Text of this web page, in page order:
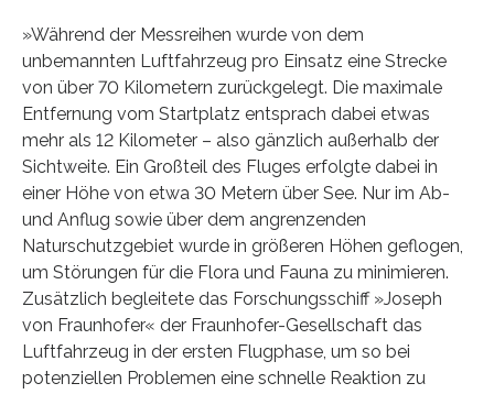
»Während der Messreihen wurde von dem
unbemannten Luftfahrzeug pro Einsatz eine Strecke
von über 70 Kilometern zurückgelegt. Die maximale
Entfernung vom Startplatz entsprach dabei etwas
mehr als 12 Kilometer – also gänzlich außerhalb der
Sichtweite. Ein Großteil des Fluges erfolgte dabei in
einer Höhe von etwa 30 Metern über See. Nur im Ab-
und Anflug sowie über dem angrenzenden
Naturschutzgebiet wurde in größeren Höhen geflogen,
um Störungen für die Flora und Fauna zu minimieren.
Zusätzlich begleitete das Forschungsschiff »Joseph
von Fraunhofer« der Fraunhofer-Gesellschaft das
Luftfahrzeug in der ersten Flugphase, um so bei
potenziellen Problemen eine schnelle Reaktion zu